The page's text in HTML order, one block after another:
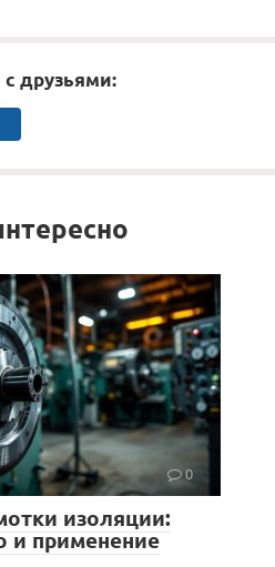
с друзьями:
0
изоляции:
и применение